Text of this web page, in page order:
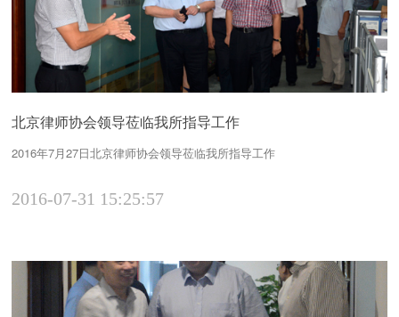
北京律师协会领导莅临我所指导工作
2016年7月27日北京律师协会领导莅临我所指导工作
2016-07-31 15:25:57